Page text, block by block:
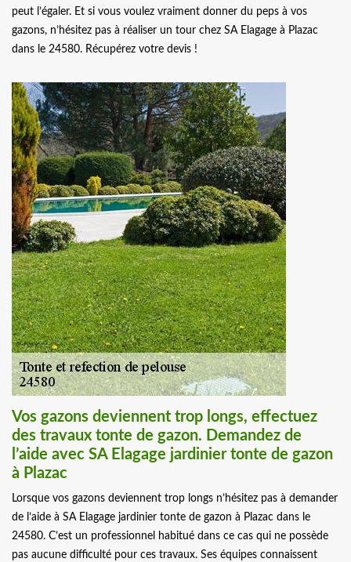
peut l’égaler. Et si vous voulez vraiment donner du peps à vos
gazons, n’hésitez pas à réaliser un tour chez SA Elagage à Plazac
dans le 24580. Récupérez votre devis !
Vos gazons deviennent trop longs, effectuez
des travaux tonte de gazon. Demandez de
l’aide avec SA Elagage jardinier tonte de gazon
à Plazac
Lorsque vos gazons deviennent trop longs n’hésitez pas à demander
de l’aide à SA Elagage jardinier tonte de gazon à Plazac dans le
24580. C’est un professionnel habitué dans ce cas qui ne possède
pas aucune difficulté pour ces travaux. Ses équipes connaissent